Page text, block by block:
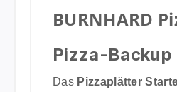
BURNHARD
Pizza-
Das Pizzaplätter